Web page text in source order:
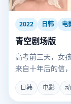
2022 日韩 电
青空剧场版
高考前三天，女
来自十年后的信
阻止明天的转学
日韩 电影